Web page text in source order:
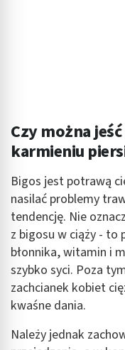
Czy można
karmieniu
Bigos jest potrawą
nasilać problemy
tendencję. Nie
z bigosu w ciąży - to
błonnika, witamin i
szybko syci. Poza
zachcianek kobiet
kwaśne dania.
Należy jednak
Identyfikowanie
aktywnie żądanych
Cele przetwarzania inne
Niezbędne
Wydajność
Reklama / śledzenie